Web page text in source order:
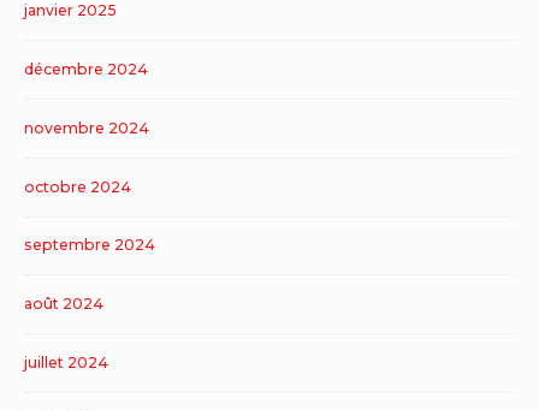
janvier 2025
décembre 2024
novembre 2024
octobre 2024
septembre 2024
août 2024
juillet 2024